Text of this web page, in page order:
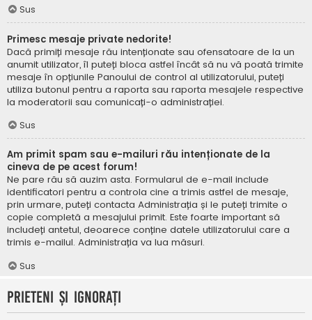
Sus
Primesc mesaje private nedorite!
Dacă primiți mesaje rău intenționate sau ofensatoare de la un
anumit utilizator, îl puteți bloca astfel încât să nu vă poată trimite
mesaje în opțiunile Panoului de control al utilizatorului, puteți
utiliza butonul pentru a raporta sau raporta mesajele respective
la moderatorii sau comunicați-o administrației.
Sus
Am primit spam sau e-mailuri rău intenționate de la
cineva de pe acest forum!
Ne pare rău să auzim asta. Formularul de e-mail include
identificatori pentru a controla cine a trimis astfel de mesaje,
prin urmare, puteți contacta Administrația și le puteți trimite o
copie completă a mesajului primit. Este foarte important să
includeți antetul, deoarece conține datele utilizatorului care a
trimis e-mailul. Administrația va lua măsuri.
Sus
Prieteni și ignorați